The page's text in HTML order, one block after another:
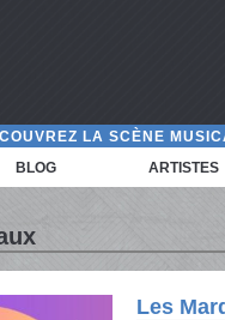
LA SCÈNE
BLOG
ARTISTES
Les